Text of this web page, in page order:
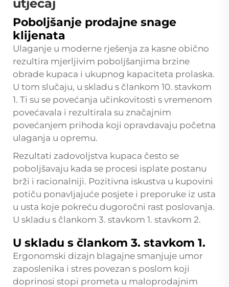
utjecaj
Poboljšanje prodajne snage
klijenata
Ulaganje u moderne rješenja za kasne obično
rezultira mjerljivim poboljšanjima brzine
obrade kupaca i ukupnog kapaciteta prolaska.
U tom slučaju, u skladu s člankom 10. stavkom
1. Ti su se povećanja učinkovitosti s vremenom
povećavala i rezultirala su značajnim
povećanjem prihoda koji opravdavaju početna
ulaganja u opremu.
Rezultati zadovoljstva kupaca često se
poboljšavaju kada se procesi isplate postanu
brži i racionalniji. Pozitivna iskustva u kupovini
potiču ponavljajuće posjete i preporuke iz usta
u usta koje pokreću dugoročni rast poslovanja.
U skladu s člankom 3. stavkom 1. stavkom 2.
U skladu s člankom 3. stavkom 1.
Ergonomski dizajn blagajne smanjuje umor
zaposlenika i stres povezan s poslom koji
doprinosi stopi prometa u maloprodajnim